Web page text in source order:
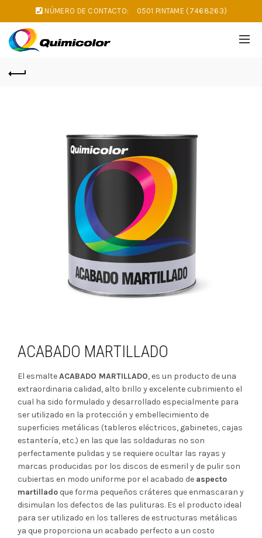
NÚMERO DE CONTACTO: 0501 PINTAME (7468263)
ACABADO MARTILLADO
El esmalteACABADO MARTILLADO, es un producto de una
extraordinaria calidad, alto brillo y excelente cubrimiento el
cual ha sido formulado y desarrollado especialmente para
ser utilizado en la protección y embellecimiento de
superficies metálicas (tableros eléctricos, gabinetes, cajas
estantería, etc.) en las que las soldaduras no son
perfectamente pulidas y se requiere ocultar las rayas y
marcas producidas por los discos de esmeril y de pulir son
cubiertas en modo uniforme por el acabado de aspecto
martillado que forma pequeños cráteres que enmascaran y
disimulan los defectos de las pulituras. Es el producto ideal
para ser utilizado en los talleres de estructuras metálicas
ya que proporciona un acabado perfecto a un costo